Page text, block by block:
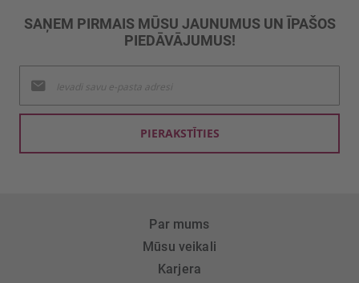
SAŅEM PIRMAIS MŪSU JAUNUMUS UN ĪPAŠOS
PIEDĀVĀJUMUS!
jaunumu
saņemšanai:
PIERAKSTĪTIES
Par mums
Mūsu veikali
Karjera